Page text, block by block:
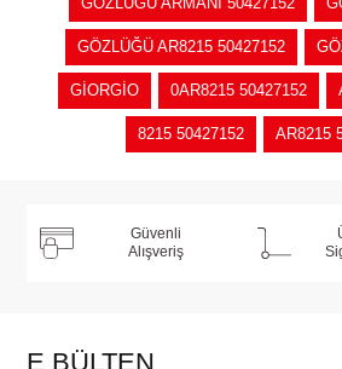
GÖZLÜĞÜ AR8215 50427152
GİORGİO 0AR8215 50427152
8215 50427152 AR8215
Güvenli
Alışveriş
E BÜLTEN